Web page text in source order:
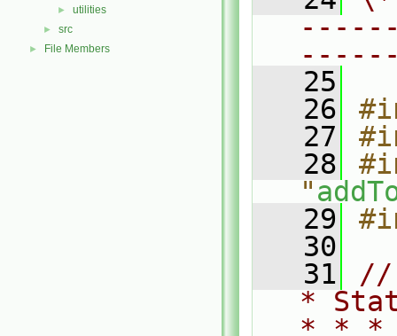
► utilities
► src
► File Members
   25
   26
   27
   28
"
   29
   30
   31
//
*
* *